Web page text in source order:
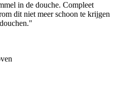
in de douche. Compleet
dit niet meer schoon te krijgen
"